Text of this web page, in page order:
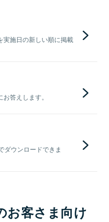
実施日の新しい順に掲載
答えします。
ダウンロードできま
お客さま向け